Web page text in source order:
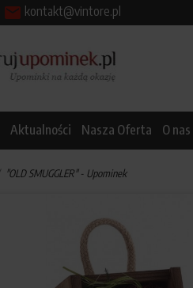
 kontakt@vintore.pl
Aktualności Nasza Oferta O nas
"OLD SMUGGLER" - Upominek